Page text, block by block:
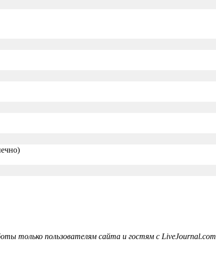
только пользователям сайта и гостям с LiveJournal.com